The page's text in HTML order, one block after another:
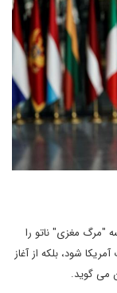
"مرگ مغزی" ناتو را
شود، بلکه از آغاز
می گوید.